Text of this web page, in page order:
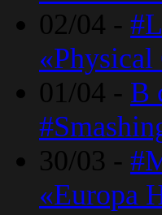
02/04 -
01/04 - В
30/03 -
«Europa